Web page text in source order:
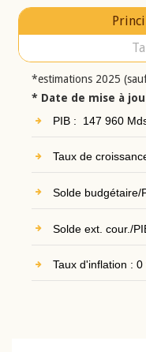
*estimations 2025
* Date de mise à
PIB : 147 960
Taux de
Solde budgétaire/
Solde ext. cour./
Taux d'inflation : 0